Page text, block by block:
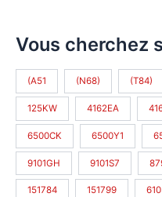
Vous cherchez
(A51 (N68) (T84)
125KW 4162EA
6500CK 6500Y1
9101GH 9101S7
151784 151799